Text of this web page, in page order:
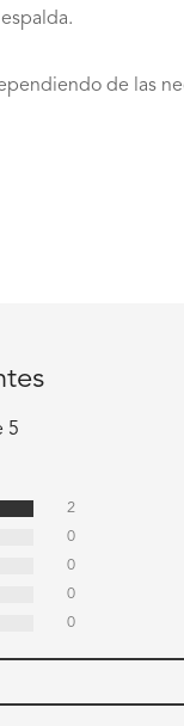
de las
5
2
0
0
0
0